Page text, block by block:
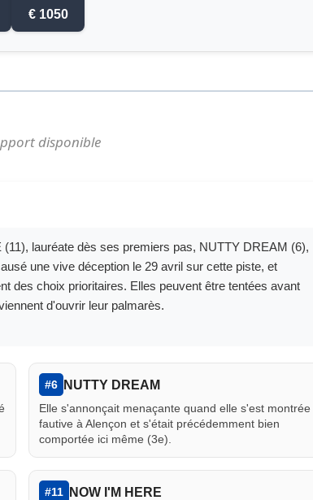
€ 1050
disponible
lauréate dès ses premiers pas, NUTTY DREAM (6),
une vive déception le 29 avril sur cette piste, et
des choix prioritaires. Elles peuvent être tentées avant
d'ouvrir leur palmarès.
#6 NUTTY DREAM
Elle s'annonçait menaçante quand elle s'est montrée
fautive à Alençon et s'était précédemment bien
comportée ici même (3e).
#11 NOW I'M HERE